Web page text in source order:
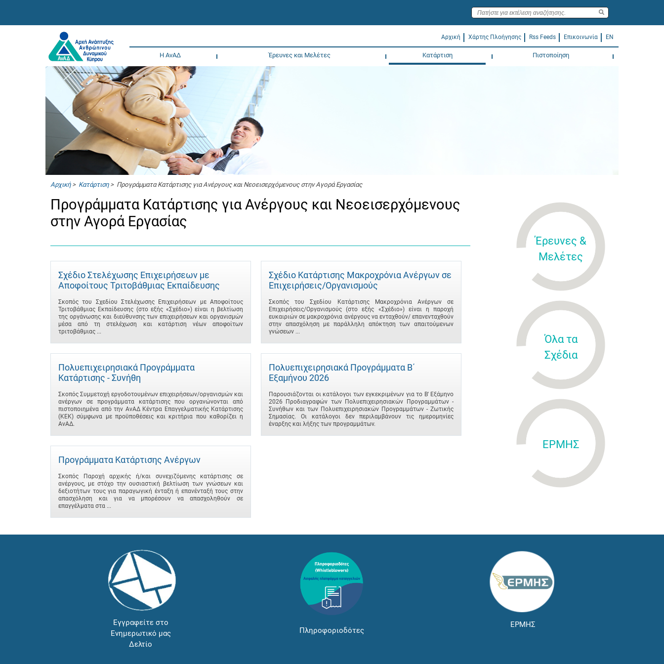
Αρχική Χάρτης Πλοήγησης Rss Feeds Επικοινωνία EN
Η ΑνΑΔ Έρευνες και Μελέτες Κατάρτιση Πιστοποίηση
Αρχική> Κατάρτιση> Προγράμματα Κατάρτισης για Ανέργους και Νεοεισερχόμενους στην Αγορά Εργασίας
Προγράμματα Κατάρτισης για Ανέργους και Νεοεισερχόμενους
στην Αγορά Εργασίας
Σχέδιο Στελέχωσης Επιχειρήσεων με
Αποφοίτους Τριτοβάθμιας Εκπαίδευσης
Σκοπός του Σχεδίου Στελέχωσης Επιχειρήσεων με Αποφοίτους
Τριτοβάθμιας Εκπαίδευσης (στο εξής «Σχέδιο») είναι η βελτίωση
της οργάνωσης και διεύθυνσης των επιχειρήσεων και οργανισμών
μέσα από τη στελέχωση και κατάρτιση νέων αποφοίτων
τριτοβάθμιας ...
Σχέδιο Κατάρτισης Μακροχρόνια Ανέργων σε
Επιχειρήσεις/Οργανισμούς
Σκοπός του Σχεδίου Κατάρτισης Μακροχρόνια Ανέργων σε
Επιχειρήσεις/Οργανισμούς (στο εξής «Σχέδιο») είναι η παροχή
ευκαιριών σε μακροχρόνια ανέργους να ενταχθούν/ επανενταχθούν
στην απασχόληση με παράλληλη απόκτηση των απαιτούμενων
γνώσεων ...
Πολυεπιχειρησιακά Προγράμματα
Κατάρτισης - Συνήθη
Σκοπός Συμμετοχή εργοδοτουμένων επιχειρήσεων/οργανισμών και
ανέργων σε προγράμματα κατάρτισης που οργανώνονται από
πιστοποιημένα από την ΑνΑΔ Κέντρα Επαγγελματικής Κατάρτισης
(ΚΕΚ) σύμφωνα με προϋποθέσεις και κριτήρια που καθορίζει η
ΑνΑΔ.
Πολυεπιχειρησιακά Προγράμματα B΄
Εξαμήνου 2026
Παρουσιάζονται οι κατάλογοι των εγκεκριμένων για το B' Εξάμηνο
2026 Προδιαγραφών των Πολυεπιχειρησιακών Προγραμμάτων -
Συνήθων και των Πολυεπιχειρησιακών Προγραμμάτων - Ζωτικής
Σημασίας. Οι κατάλογοι δεν περιλαμβάνουν τις ημερομηνίες
έναρξης και λήξης των προγραμμάτων.
Προγράμματα Κατάρτισης Ανέργων
Σκοπός Παροχή αρχικής ή/και συνεχιζόμενης κατάρτισης σε
ανέργους, με στόχο την ουσιαστική βελτίωση των γνώσεων και
δεξιοτήτων τους για παραγωγική ένταξη ή επανένταξή τους στην
απασχόληση και για να μπορέσουν να απασχοληθούν σε
επαγγέλματα στα ...
Έρευνες &
Μελέτες
Όλα τα
Σχέδια
ΕΡΜΗΣ
Εγγραφείτε στο
Ενημερωτικό μας
Δελτίο
Πληροφοριοδότες
ΕΡΜΗΣ